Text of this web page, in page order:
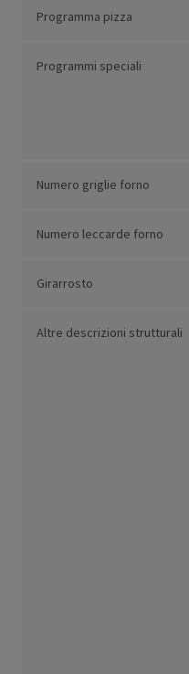
Programma pizza
Programmi speciali
Numero griglie forno
Numero leccarde forno
Girarrosto
Altre descrizioni strutturali